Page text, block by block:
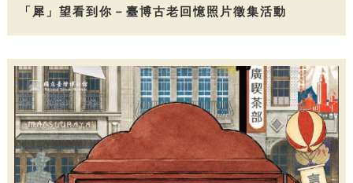
「犀」望看到你－臺博古老回憶照片徵集活動